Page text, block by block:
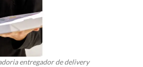
entregador de delivery